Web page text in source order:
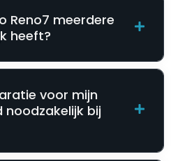
Reno7 meerdere
heeft?
voor mijn
noodzakelijk bij